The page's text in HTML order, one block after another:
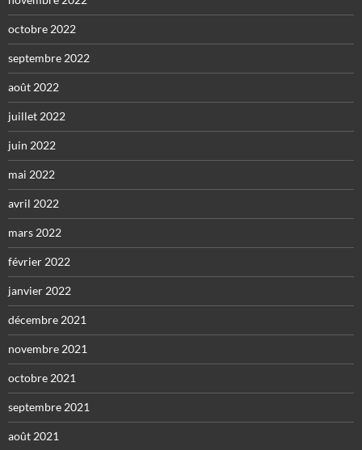
octobre 2022
septembre 2022
août 2022
juillet 2022
juin 2022
mai 2022
avril 2022
mars 2022
février 2022
janvier 2022
décembre 2021
novembre 2021
octobre 2021
septembre 2021
août 2021